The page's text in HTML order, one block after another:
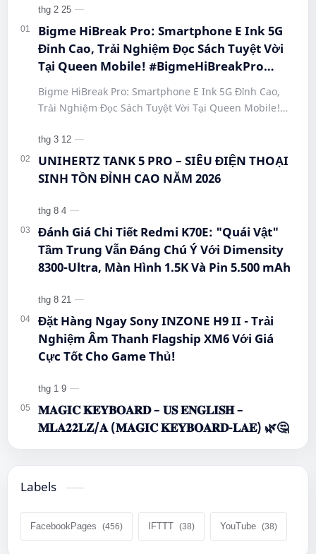
Bigme HiBreak Pro: Smartphone E Ink 5G
Đỉnh Cao, Trải Nghiệm Đọc Sách Tuyệt Vời
Tại Queen Mobile! #BigmeHiBreakPro
#SmartphoneEInk #QueenMobile
#HiBreakPro5G #DienThoaiDocSach
#CongNgheMoi #MuaSamThongMinh
#EInkPhone #5GSmartphone
Bigme HiBreak Pro: Smartphone E Ink 5G Đỉnh Cao,
Trải Nghiệm Đọc Sách Tuyệt Vời Tại Queen Mobile!
#Hi…
UNIHERTZ TANK 5 PRO – SIÊU ĐIỆN THOẠI
SINH TỒN ĐỈNH CAO NĂM 2026
Đánh Giá Chi Tiết Redmi K70E: "Quái Vật"
Tầm Trung Vẫn Đáng Chú Ý Với Dimensity
8300-Ultra, Màn Hình 1.5K Và Pin 5.500 mAh
Đặt Hàng Ngay Sony INZONE H9 II - Trải
Nghiệm Âm Thanh Flagship XM6 Với Giá
Cực Tốt Cho Game Thủ!
𝐌𝐀𝐆𝐈𝐂 𝐊𝐄𝐘𝐁𝐎𝐀𝐑𝐃 – 𝐔𝐒 𝐄𝐍𝐆𝐋𝐈𝐒𝐇 –
𝐌𝐋𝐀𝟐𝟐𝐋𝐙/𝐀 (𝐌𝐀𝐆𝐈𝐂 𝐊𝐄𝐘𝐁𝐎𝐀𝐑𝐃-𝐋𝐀𝐄) 🌿🤔
Labels
FacebookPages IFTTT YouTube